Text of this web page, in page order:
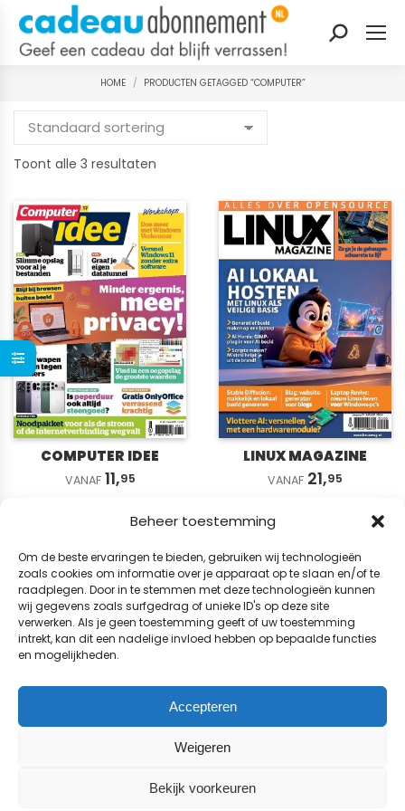
Beheer toestemming
Om de beste ervaringen te bieden, gebruiken wij technologieën
zoals cookies om informatie over je apparaat op te slaan en/of te
raadplegen. Door in te stemmen met deze technologieën kunnen
wij gegevens zoals surfgedrag of unieke ID's op deze site
verwerken. Als je geen toestemming geeft of uw toestemming
intrekt, kan dit een nadelige invloed hebben op bepaalde functies
en mogelijkheden.
Accepteren
Weigeren
Bekijk voorkeuren
Zoeken:
Je bent hier:
HOME PRODUCTEN GETAGGED “COMPUTER”
Toont alle 3 resultaten
nieuwste
COMPUTER IDEE
VANAF 11,95
LINUX MAGAZINE
VANAF 21,95